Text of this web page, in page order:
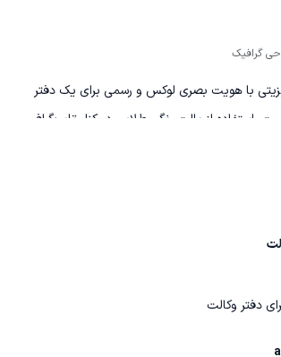
گرافیک
با هویت بصری لوکس و رسمی برای یک دفتر
از پالت رنگی طلایی در کنار تایپوگرافی
وقارِ حرفه وکالت، حسی از اعتماد و اعتبار را به
به ابزاری متمایز برای برندینگ شخصی وکیل تبدیل
دفتر وکالت